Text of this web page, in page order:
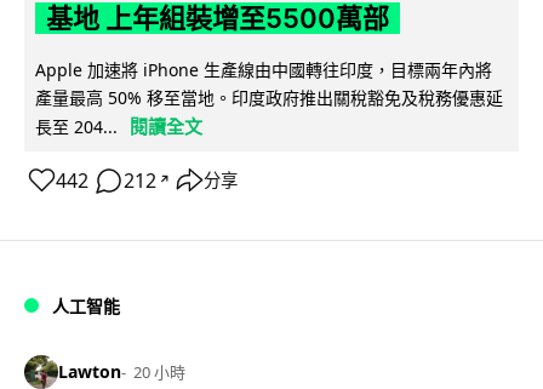
基地 上年組裝增至5500萬部
Apple 加速將 iPhone 生產線由中國轉往印度，目標兩年內將
產量最高 50% 移至當地。印度政府推出關稅豁免及稅務優惠延
長至 204...
閱讀全文
442 212 ↗ 分享
人工智能
Lawton 20 小時